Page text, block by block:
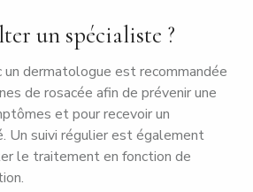
un spécialiste ?
un dermatologue est recommandée
de rosacée afin de prévenir une
et pour recevoir un
Un suivi régulier est également
le traitement en fonction de